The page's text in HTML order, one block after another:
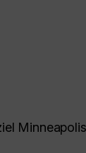
Minneapolis